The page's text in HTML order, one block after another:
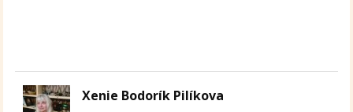
Xenie Bodorík Pilíkova